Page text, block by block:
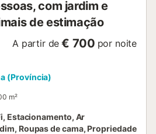
com jardim e
de estimação
A partir de € 700 por noite
(Província)
m²
Estacionamento, Ar
Roupas de cama, Propriedade